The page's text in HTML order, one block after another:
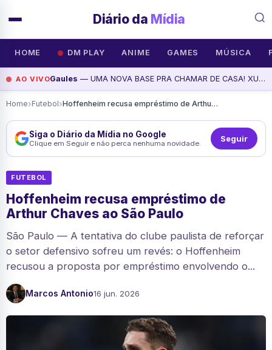
Diário da Mídia
HOME DM PLAY ANIME GAMES MÚSICA
AO VIVOGaules — UMA NOVA BASE PRA CHAMAR DE CASA! XUPETOID DA TRIBO EP 03 - VEM SER FELIZZZZ!!, assista agora
Home›Futebol› Hoffenheim recusa empréstimo de Arthur Chaves ao São Paulo
Siga o Diário da Mídia no Google
Clique em Seguir e não perca nenhuma novidade. Seguir
FUTEBOL
Hoffenheim recusa empréstimo de
Arthur Chaves ao São Paulo
São Paulo — A tentativa do clube paulista de reforçar
o setor defensivo sofreu um revés: o Hoffenheim
recusou a proposta por empréstimo envolvendo o...
Marcos Antonio16 jun. 2026